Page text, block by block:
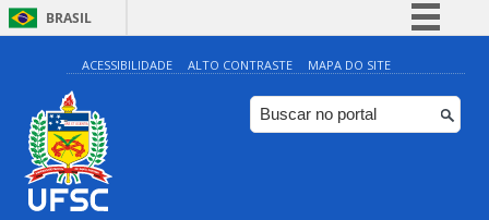
BRASIL
Simplifique!
Comunica BR
Participe
ACESSIBILIDADE ALTO CONTRASTE MAPA DO SITE